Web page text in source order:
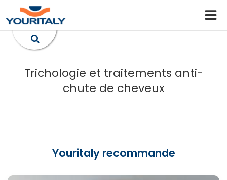
Trichologie et traitements anti-
chute de cheveux
Youritaly recommande